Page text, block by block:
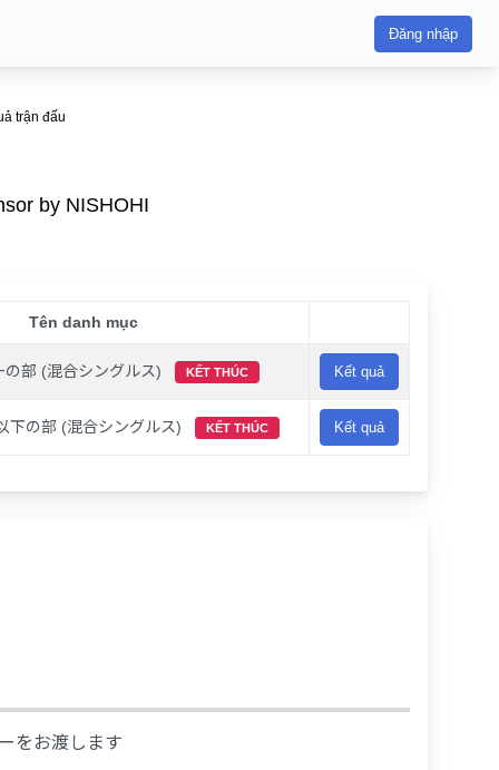
Đăng nhập
trận đấu
by NISHOHI
Tên danh mục
の部 (混合シングルス) KẾT THÚC Kết quả
下の部 (混合シングルス) KẾT THÚC Kết quả
をお渡します